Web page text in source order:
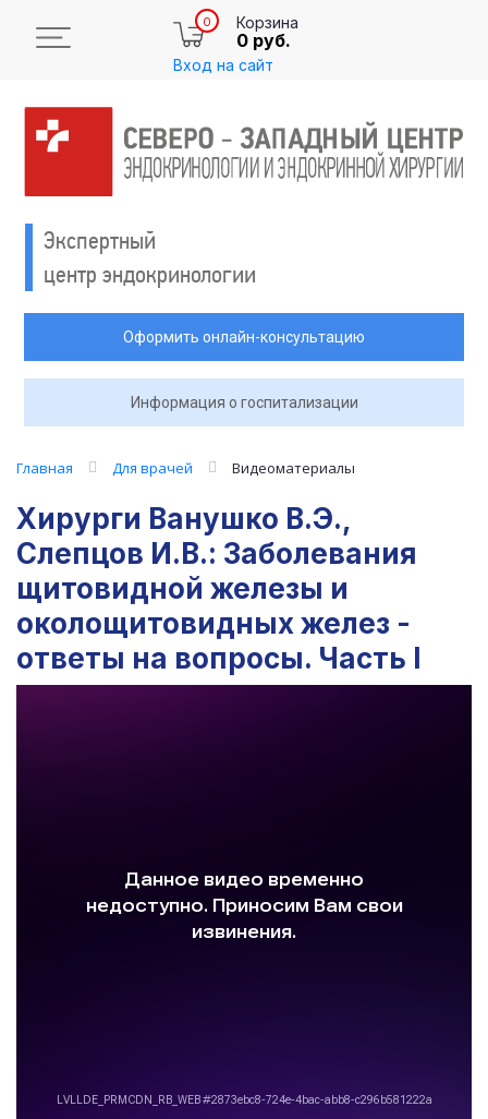
0 Корзина
0 руб.
Вход на сайт
Экспертный
центр эндокринологии
Оформить онлайн-консультацию
Информация о госпитализации
Главная Для врачей Видеоматериалы
Хирурги Ванушко В.Э.,
Слепцов И.В.: Заболевания
щитовидной железы и
околощитовидных желез -
ответы на вопросы. Часть I